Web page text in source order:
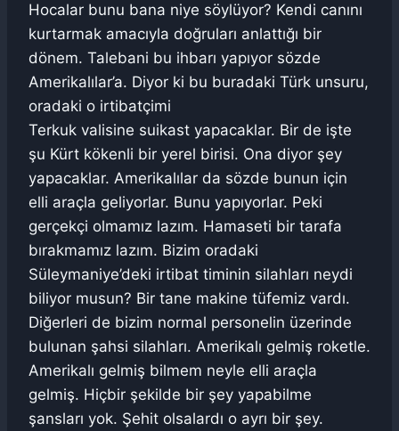
Hocalar bunu bana niye söylüyor? Kendi canını
kurtarmak amacıyla doğruları anlattığı bir
dönem. Talebani bu ihbarı yapıyor sözde
Amerikalılar’a. Diyor ki bu buradaki Türk unsuru,
oradaki o irtibatçimi
Terkuk valisine suikast yapacaklar. Bir de işte
şu Kürt kökenli bir yerel birisi. Ona diyor şey
yapacaklar. Amerikalılar da sözde bunun için
elli araçla geliyorlar. Bunu yapıyorlar. Peki
gerçekçi olmamız lazım. Hamaseti bir tarafa
bırakmamız lazım. Bizim oradaki
Süleymaniye’deki irtibat timinin silahları neydi
biliyor musun? Bir tane makine tüfemiz vardı.
Diğerleri de bizim normal personelin üzerinde
bulunan şahsi silahları. Amerikalı gelmiş roketle.
Amerikalı gelmiş bilmem neyle elli araçla
gelmiş. Hiçbir şekilde bir şey yapabilme
şansları yok. Şehit olsalardı o ayrı bir şey.